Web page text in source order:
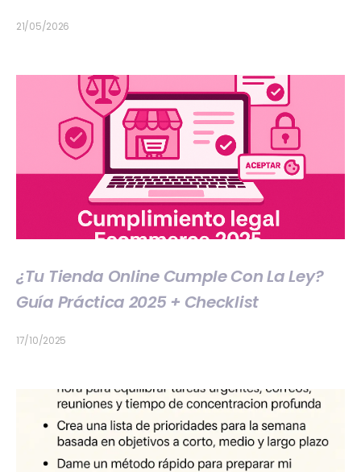
21/05/2026
¿Tu Tienda Online Cumple Con La Ley?
Guía Práctica 2025 + Checklist
17/10/2025